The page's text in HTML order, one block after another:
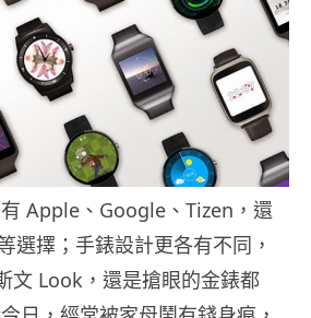
Apple、Google、Tizen，還
選擇；手錶設計更各有不同，
文 Look，還是搶眼的金錶都